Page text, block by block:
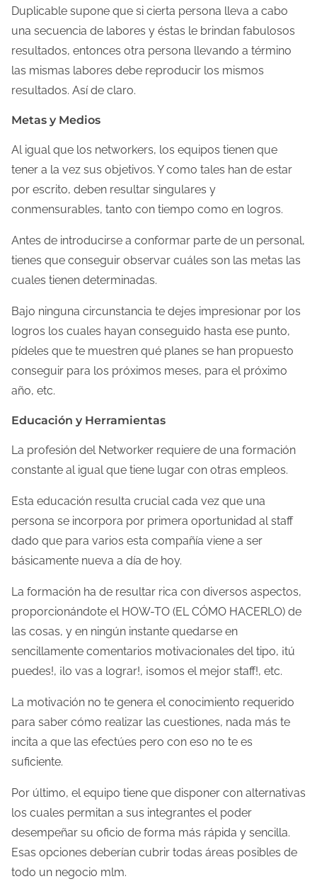
Duplicable supone que si cierta persona lleva a cabo
una secuencia de labores y éstas le brindan fabulosos
resultados, entonces otra persona llevando a término
las mismas labores debe reproducir los mismos
resultados. Así de claro.
Metas y Medios
Al igual que los networkers, los equipos tienen que
tener a la vez sus objetivos. Y como tales han de estar
por escrito, deben resultar singulares y
conmensurables, tanto con tiempo como en logros.
Antes de introducirse a conformar parte de un personal,
tienes que conseguir observar cuáles son las metas las
cuales tienen determinadas.
Bajo ninguna circunstancia te dejes impresionar por los
logros los cuales hayan conseguido hasta ese punto,
pídeles que te muestren qué planes se han propuesto
conseguir para los próximos meses, para el próximo
año, etc.
Educación y Herramientas
La profesión del Networker requiere de una formación
constante al igual que tiene lugar con otras empleos.
Esta educación resulta crucial cada vez que una
persona se incorpora por primera oportunidad al staff
dado que para varios esta compañía viene a ser
básicamente nueva a día de hoy.
La formación ha de resultar rica con diversos aspectos,
proporcionándote el HOW-TO (EL CÓMO HACERLO) de
las cosas, y en ningún instante quedarse en
sencillamente comentarios motivacionales del tipo, ¡tú
puedes!, ¡lo vas a lograr!, ¡somos el mejor staff!, etc.
La motivación no te genera el conocimiento requerido
para saber cómo realizar las cuestiones, nada más te
incita a que las efectúes pero con eso no te es
suficiente.
Por último, el equipo tiene que disponer con alternativas
los cuales permitan a sus integrantes el poder
desempeñar su oficio de forma más rápida y sencilla.
Esas opciones deberían cubrir todas áreas posibles de
todo un negocio mlm.